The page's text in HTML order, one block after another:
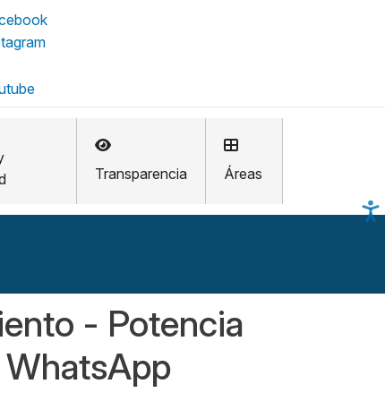
Transparencia Áreas
- Potencia